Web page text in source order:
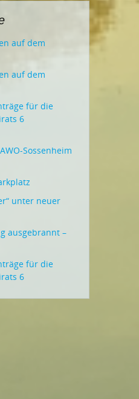
auf dem
auf dem
für die
6
Sossenheim
unter neuer
ausgebrannt –
für die
6